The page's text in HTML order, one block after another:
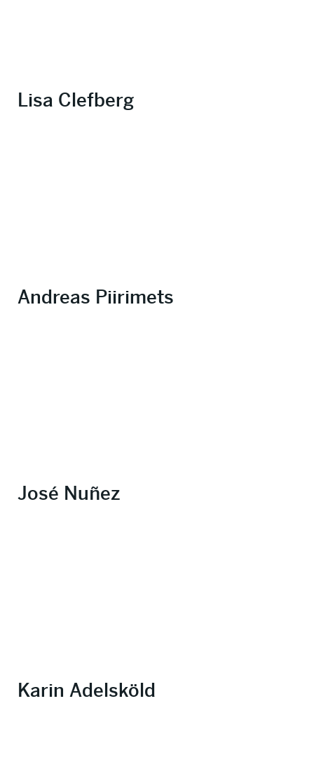
Lisa Clefberg
Andreas Piirimets
José Nuñez
Karin Adelsköld